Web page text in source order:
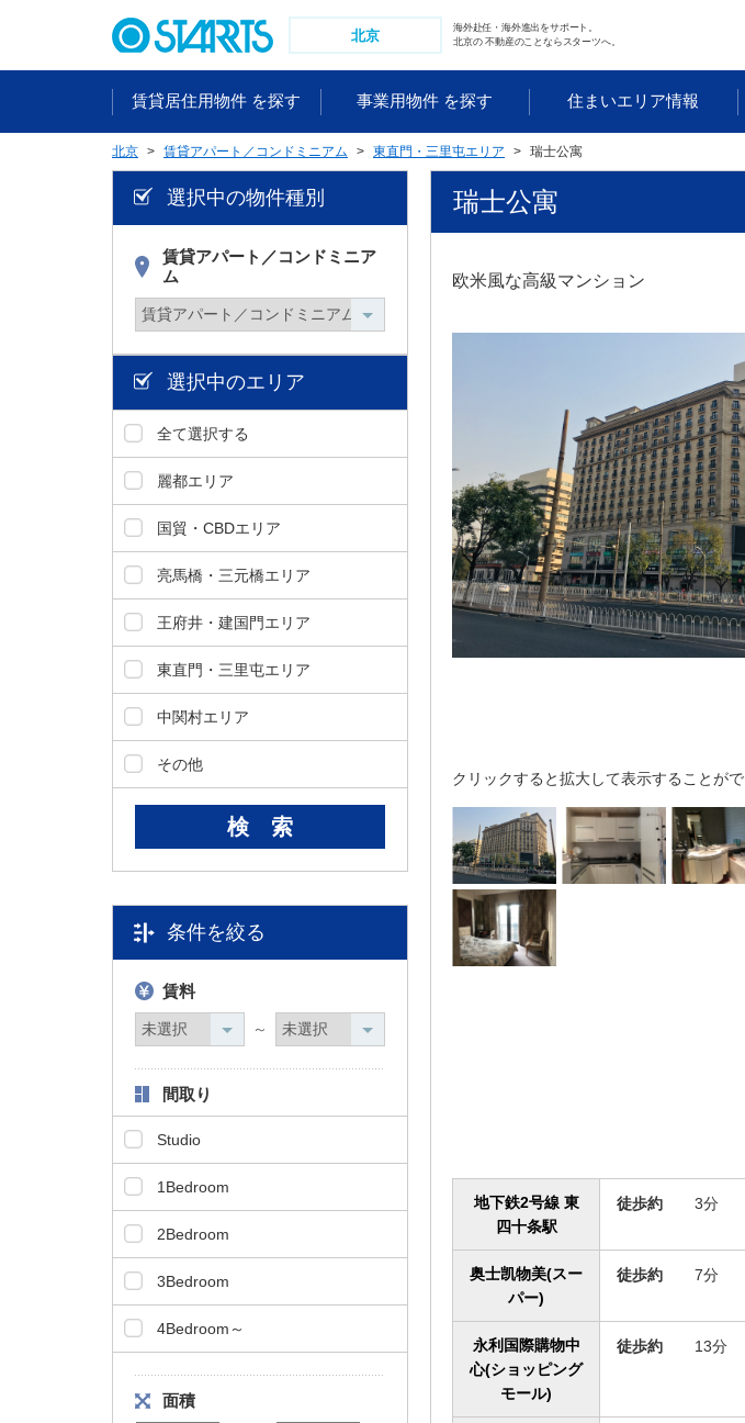
移
北京
海外赴任・海外進出をサポート。
北京の 不動産のことならスターツへ。
賃貸居住用物件 を探す 事業用物件 を探す 住まいエリア情報
北京 賃貸アパート／コンドミニアム 東直門・三里屯エリア 瑞士公寓
選択中の物件種別
賃貸アパート／コンドミニア
ム
選択中のエリア
全て選択する
麗都エリア
国貿・CBDエリア
亮馬橋・三元橋エリア
王府井・建国門エリア
東直門・三里屯エリア
中関村エリア
その他
条件を絞る
賃料
～
間取り
Studio
1Bedroom
2Bedroom
3Bedroom
4Bedroom～
面積
瑞士公寓
欧米風な高級マンション
クリックすると拡大して表示することがで
地下鉄2号線 東
四十条駅
徒歩約 3分
奥士凯物美(スー
パー)
徒歩約 7分
永利国際購物中
心(ショッピング
モール)
徒歩約 13分